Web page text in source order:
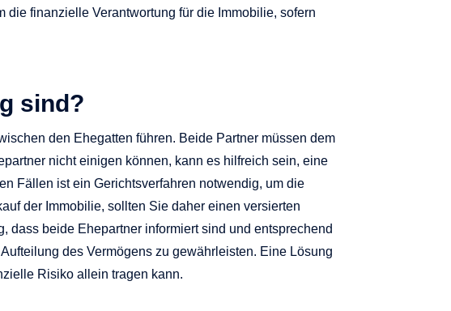
finanzielle Verantwortung für die Immobilie, sofern
sind?
den Ehegatten führen. Beide Partner müssen dem
nicht einigen können, kann es hilfreich sein, eine
Fällen ist ein Gerichtsverfahren notwendig, um die
der Immobilie, sollten Sie daher einen versierten
dass beide Ehepartner informiert sind und entsprechend
des Vermögens zu gewährleisten. Eine Lösung
Risiko allein tragen kann.